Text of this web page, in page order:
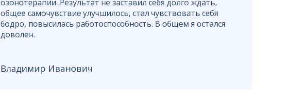
озонотерапии. Результат не заставил себя долго ждать,
общее самочувствие улучшилось, стал чувствовать себя
бодро, повысилась работоспособность. В общем я остался
доволен.
Владимир Иванович